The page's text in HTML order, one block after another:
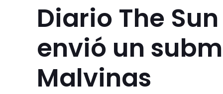
Diario The
envió un
Malvinas